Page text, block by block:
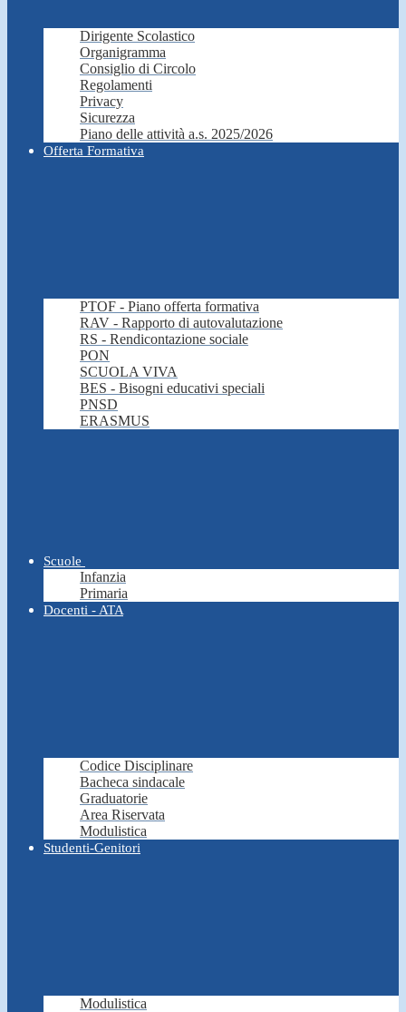
Dirigente Scolastico
Organigramma
Consiglio di Circolo
Regolamenti
Privacy
Sicurezza
Piano delle attività a.s. 2025/2026
Offerta Formativa
PTOF - Piano offerta formativa
RAV - Rapporto di autovalutazione
RS - Rendicontazione sociale
PON
SCUOLA VIVA
BES - Bisogni educativi speciali
PNSD
ERASMUS
Scuole
Infanzia
Primaria
Docenti - ATA
Codice Disciplinare
Bacheca sindacale
Graduatorie
Area Riservata
Modulistica
Studenti-Genitori
Modulistica